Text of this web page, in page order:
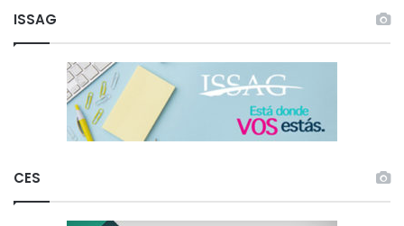
ISSAG
CES